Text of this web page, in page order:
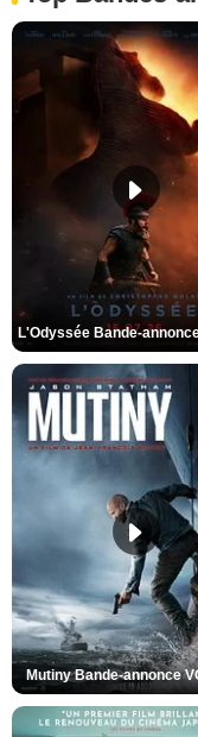
Mutiny Bande-annonce